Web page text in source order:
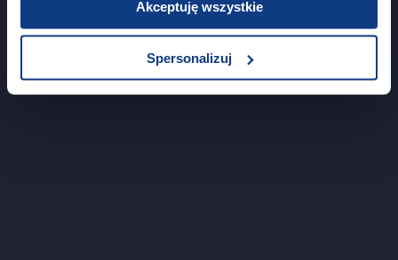
Akceptuję wszystkie
Spersonalizuj